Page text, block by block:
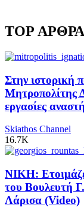
TOP ΑΡΘΡΑ
Στην ιστορική
Μητροπολίτης
εργασίες
Skiathos Channel
16.7K
ΝΙΚΗ:
του Βουλευτή
Λάρισα (Video)